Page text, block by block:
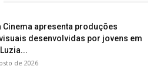
Cinema apresenta produções
desenvolvidas por jovens em
de 2026